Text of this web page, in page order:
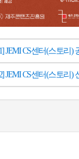
JEMI CS센터(스토리)
JEMI CS센터(스토리)